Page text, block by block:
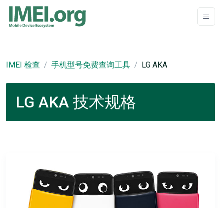
IMEI 检查 手机型号免费查询工具 LG AKA
LG AKA 技术规格